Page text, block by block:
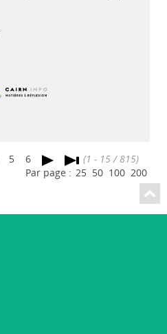
5 6
(1 - 15 / 815)
Par page : 25 50 100 200